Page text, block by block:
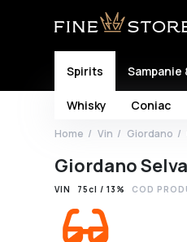
Spirits
Whisky Coniac
Sampanie
Home Vin Giordano
Giordano
VIN 75cl / 13% COD